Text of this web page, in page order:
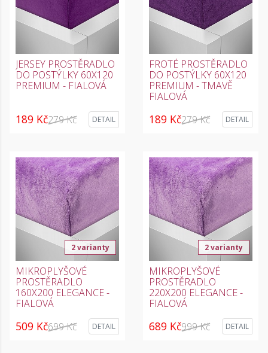
JERSEY PROSTĚRADLO
DO POSTÝLKY 60X120
PREMIUM - FIALOVÁ
189 Kč279 Kč DETAIL
FROTÉ PROSTĚRADLO
DO POSTÝLKY 60X120
PREMIUM - TMAVĚ
FIALOVÁ
189 Kč279 Kč DETAIL
2 varianty
MIKROPLYŠOVÉ
PROSTĚRADLO
160X200 ELEGANCE -
FIALOVÁ
509 Kč699 Kč DETAIL
2 varianty
MIKROPLYŠOVÉ
PROSTĚRADLO
220X200 ELEGANCE -
FIALOVÁ
689 Kč999 Kč DETAIL